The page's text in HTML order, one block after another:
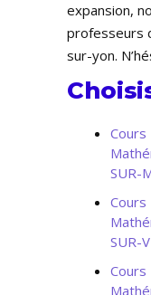
expansion,
professeurs
sur-yon.
Cours
SUR-
Cours
SUR-
Cours